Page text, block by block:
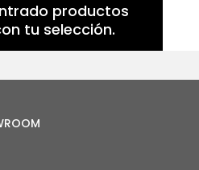
productos
tu selección.